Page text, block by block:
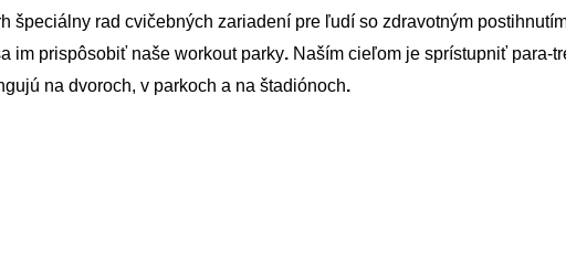
špeciálny rad cvičebných zariadení pre ľudí so zdravotným
im prispôsobiť naše workout parky. Naším cieľom je sprístupniť para-
na dvoroch, v parkoch a na štadiónoch.